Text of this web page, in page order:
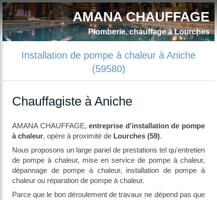
AMANA CHAUFFAGE
Plomberie, chauffage à Lourches
Installation de pompe à chaleur à Aniche
(59580)
Chauffagiste à Aniche
AMANA CHAUFFAGE,entreprise d'installation de pompe
à chaleur, opère à proximité de Lourches (59).
Nous proposons un large panel de prestations tel qu'entretien
de pompe à chaleur, mise en service de pompe à chaleur,
dépannage de pompe à chaleur, installation de pompe à
chaleur ou réparation de pompe à chaleur.
Parce que le bon déroulement de travaux ne dépend pas que